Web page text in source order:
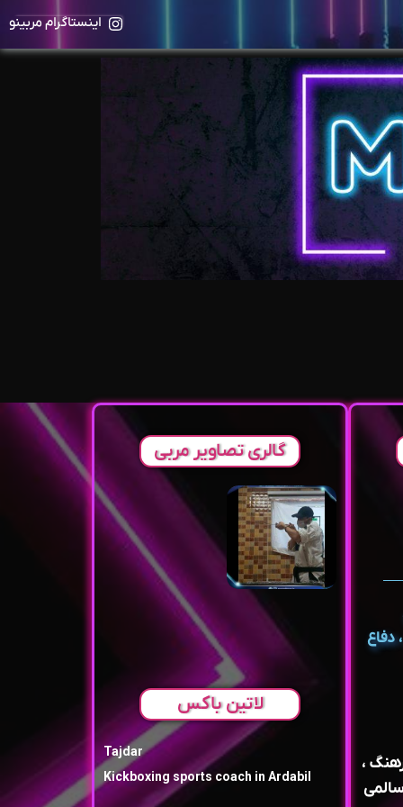
اینستاگرام مربینو
دفاع
،
گالری تصاویر مربی
لاتین باکس
Tajdar
Kickboxing sports coach in Ardabil